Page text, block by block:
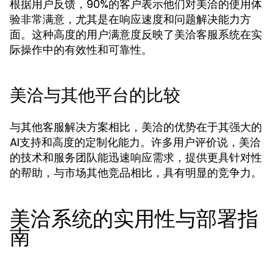
根据用户反馈，90%的客户表示他们对美洽的使用体
验非常满意，尤其是在响应速度和问题解决能力方
面。这种高度的用户满意度反映了美洽客服系统在实
际操作中的有效性和可靠性。
美洽与其他平台的比较
与其他客服解决方案相比，美洽的优势在于其强大的
AI支持和高度的定制化能力。许多用户评价说，美洽
的技术和服务团队能迅速响应需求，提供更具针对性
的帮助，与市场其他竞品相比，具有明显的竞争力。
美洽系统的实用性与部署指
南